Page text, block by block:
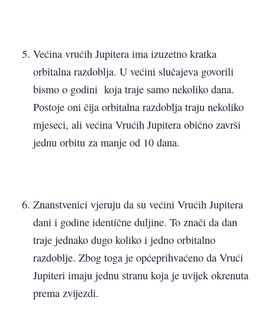
Većina vrućih Jupitera ima izuzetno kratka
orbitalna razdoblja. U većini slučajeva govorili
bismo o godini koja traje samo nekoliko dana.
Postoje oni čija orbitalna razdoblja traju nekoliko
mjeseci, ali većina Vrućih Jupitera obično završi
jednu orbitu za manje od 10 dana.
Znanstvenici vjeruju da su većini Vrućih Jupitera
dani i godine identične duljine. To znači da dan
traje jednako dugo koliko i jedno orbitalno
razdoblje. Zbog toga je općeprihvaćeno da Vrući
Jupiteri imaju jednu stranu koja je uvijek okrenuta
prema zvijezdi.